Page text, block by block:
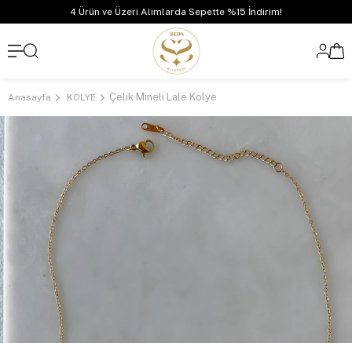
4 Ürün ve Üzeri Alımlarda Sepette %15 İndirim!
Anasayfa KOLYE Çelik Mineli Lale Kolye